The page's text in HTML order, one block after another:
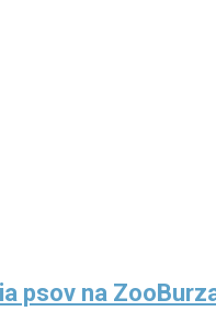
psov na